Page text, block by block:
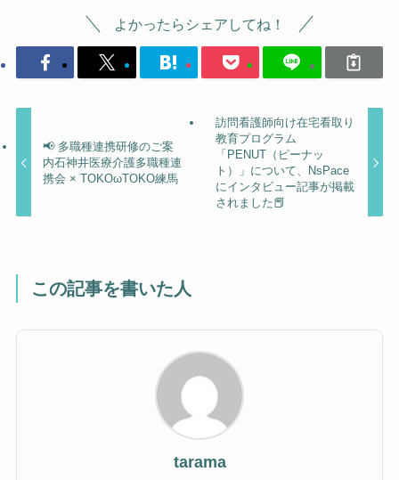
よかったらシェアしてね！
📢 多職種連携研修のご案
内石神井医療介護多職種連
携会 × TOKOωTOKO練馬
訪問看護師向け在宅看取り
教育プログラム
「PENUT（ピーナッ
ト）」について、NsPace
にインタビュー記事が掲載
されました📕
この記事を書いた人
tarama